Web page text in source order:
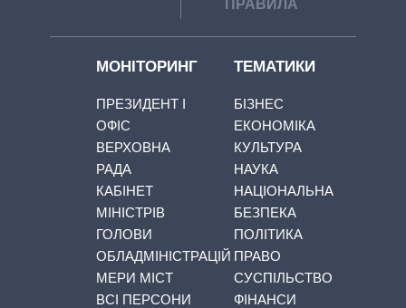
ПРАВИЛА
МОНІТОРИНГ
ПРЕЗИДЕНТ І
ОФІС
ВЕРХОВНА
РАДА
КАБІНЕТ
МІНІСТРІВ
ГОЛОВИ
ОБЛАДМІНІСТРАЦІЙ
МЕРИ МІСТ
ВСІ ПЕРСОНИ
ТЕМАТИКИ
БІЗНЕС
ЕКОНОМІКА
КУЛЬТУРА
НАУКА
НАЦІОНАЛЬНА
БЕЗПЕКА
ПОЛІТИКА
ПРАВО
СУСПІЛЬСТВО
ФІНАНСИ